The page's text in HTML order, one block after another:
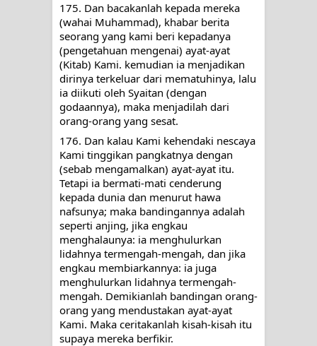
TETAPI JALAN MEMBERSIHKAN
HATI
"Kotoran Yang Paling Bahaya Bukan
Pada Pakaian, Tetapi Pada Qalbi"
Dengan Tingkat Kesadaran yang
Berbeda
WAHDATUL WUJUD, WAHDATU
SYUHUD, DAN MANUNGGALING
KAWULA GUSTI
WAHDATUL WUJUD ITU APA..??
175. Dan bacakanlah kepada mereka
(wahai Muhammad), khabar berita
seorang yang kami beri kepadanya
(pengetahuan mengenai) ayat-ayat
(Kitab) Kami. kemudian ia menjadikan
dirinya terkeluar dari mematuhinya, lalu
ia diikuti oleh Syaitan (dengan
godaannya), maka menjadilah dari
orang-orang yang sesat.
176. Dan kalau Kami kehendaki nescaya
Kami tinggikan pangkatnya dengan
(sebab mengamalkan) ayat-ayat itu.
Tetapi ia bermati-mati cenderung
kepada dunia dan menurut hawa
nafsunya; maka bandingannya adalah
seperti anjing, jika engkau
menghalaunya: ia menghulurkan
lidahnya termengah-mengah, dan jika
engkau membiarkannya: ia juga
menghulurkan lidahnya termengah-
mengah. Demikianlah bandingan orang-
orang yang mendustakan ayat-ayat
Kami. Maka ceritakanlah kisah-kisah itu
supaya mereka berfikir.